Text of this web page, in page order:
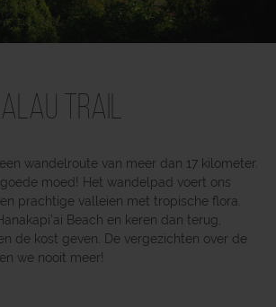
Trail
wandelroute van meer dan 17 kilometer.
moed! Het wandelpad voert ons
prachtige valleien met tropische flora.
Beach en keren dan terug,
de kost geven. De vergezichten over de
we nooit meer!